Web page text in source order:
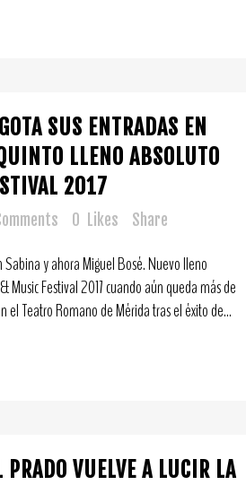
SUS ENTRADAS EN
LLENO ABSOLUTO
2017
0 Likes Share
y ahora Miguel Bosé. Nuevo lleno
Festival 2017 cuando aún queda más de
Teatro Romano de Mérida tras el éxito de...
PRADO VUELVE A LUCIR LA